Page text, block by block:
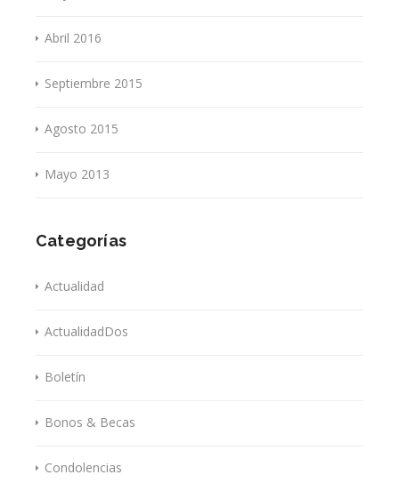
Abril 2016
Septiembre 2015
Agosto 2015
Mayo 2013
Categorías
Actualidad
ActualidadDos
Boletín
Bonos & Becas
Condolencias